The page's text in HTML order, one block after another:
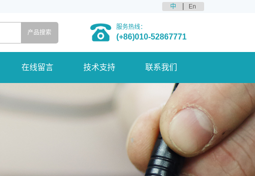
中 En
服务热线：
(+86)010-52867771
在线留言 技术支持 联系我们